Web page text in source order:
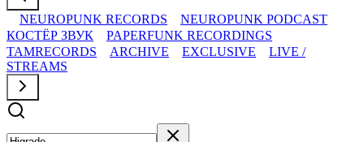
NEUROPUNK RECORDS
NEUROPUNK PODCAST
КОСТЁР ЗВУК
PAPERFUNK RECORDINGS
TAMRECORDS
ARCHIVE EXCLUSIVE
LIVE /
STREAMS